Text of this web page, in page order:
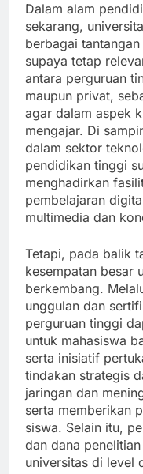
Dalam alam
sekarang,
berbagai
supaya tetap
antara perguruan
maupun privat,
agar dalam aspek
mengajar. Di
dalam sektor
pendidikan tinggi
menghadirkan
pembelajaran
multimedia dan
Tetapi, pada balik
kesempatan besar
berkembang.
unggulan dan
perguruan tinggi
untuk mahasiswa
serta inisiatif
tindakan strategis
jaringan dan
serta memberikan
siswa. Selain itu,
dan dana
universitas di level